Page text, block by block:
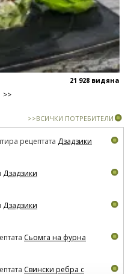
21 928 видяна
>>
>>ВСИЧКИ ПОТРЕБИТЕЛИ
рецептата Дзадзики
Дзадзики
Дзадзики
Сьомга на фурна
Свински ребра с